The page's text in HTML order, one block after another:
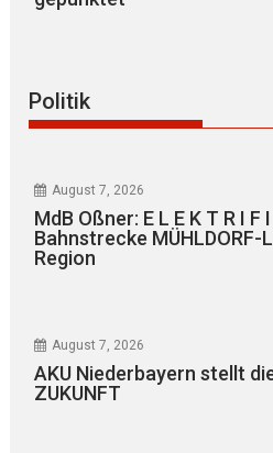
Politik
August 7, 2026
MdB Oßner: E L E K T R I F
Bahnstrecke MÜHLDORF-
Region
August 7, 2026
AKU Niederbayern stellt
ZUKUNFT